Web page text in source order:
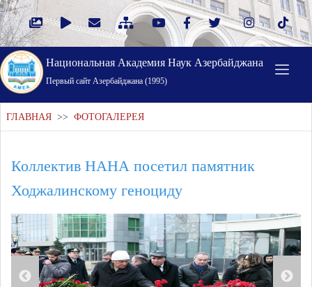
Национальная Академия Наук Азербайджана
Первый cайт Азербайджана (1995)
ГЛАВНАЯ >> ФОТОГАЛЕРЕЯ
Коллектив НАНА посетил памятник
Ходжалинскому геноциду